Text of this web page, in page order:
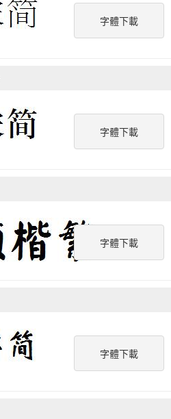
字體下載
字體下載
字體下載
字體下載